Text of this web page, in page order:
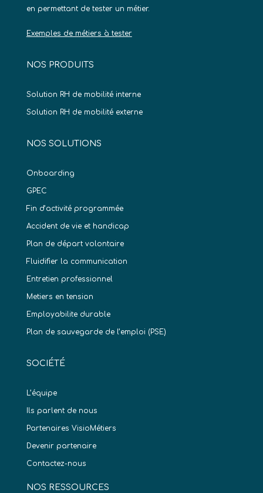
en permettant de tester un métier.
Exemples de métiers à tester
NOS PRODUITS
Solution RH de mobilité interne
Solution RH de mobilité externe
NOS SOLUTIONS
Onboarding
GPEC
Fin d’activité programmée
Accident de vie et handicap
Plan de départ volontaire
Fluidifier la communication
Entretien professionnel
Metiers en tension
Employabilite durable
Plan de sauvegarde de l’emploi (PSE)
SOCIÉTÉ
L’équipe
Ils parlent de nous
Partenaires VisioMétiers
Devenir partenaire
Contactez-nous
NOS RESSOURCES